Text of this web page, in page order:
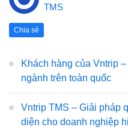
TMS
Chia sẻ
Khách hàng của Vntrip
ngành trên toàn quốc
Vntrip TMS – Giải pháp
diện cho doanh nghiệp